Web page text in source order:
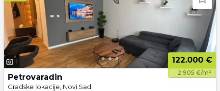
11 122.000 €
2.905 €/m²
Petrovaradin
Gradske lokacije, Novi Sad